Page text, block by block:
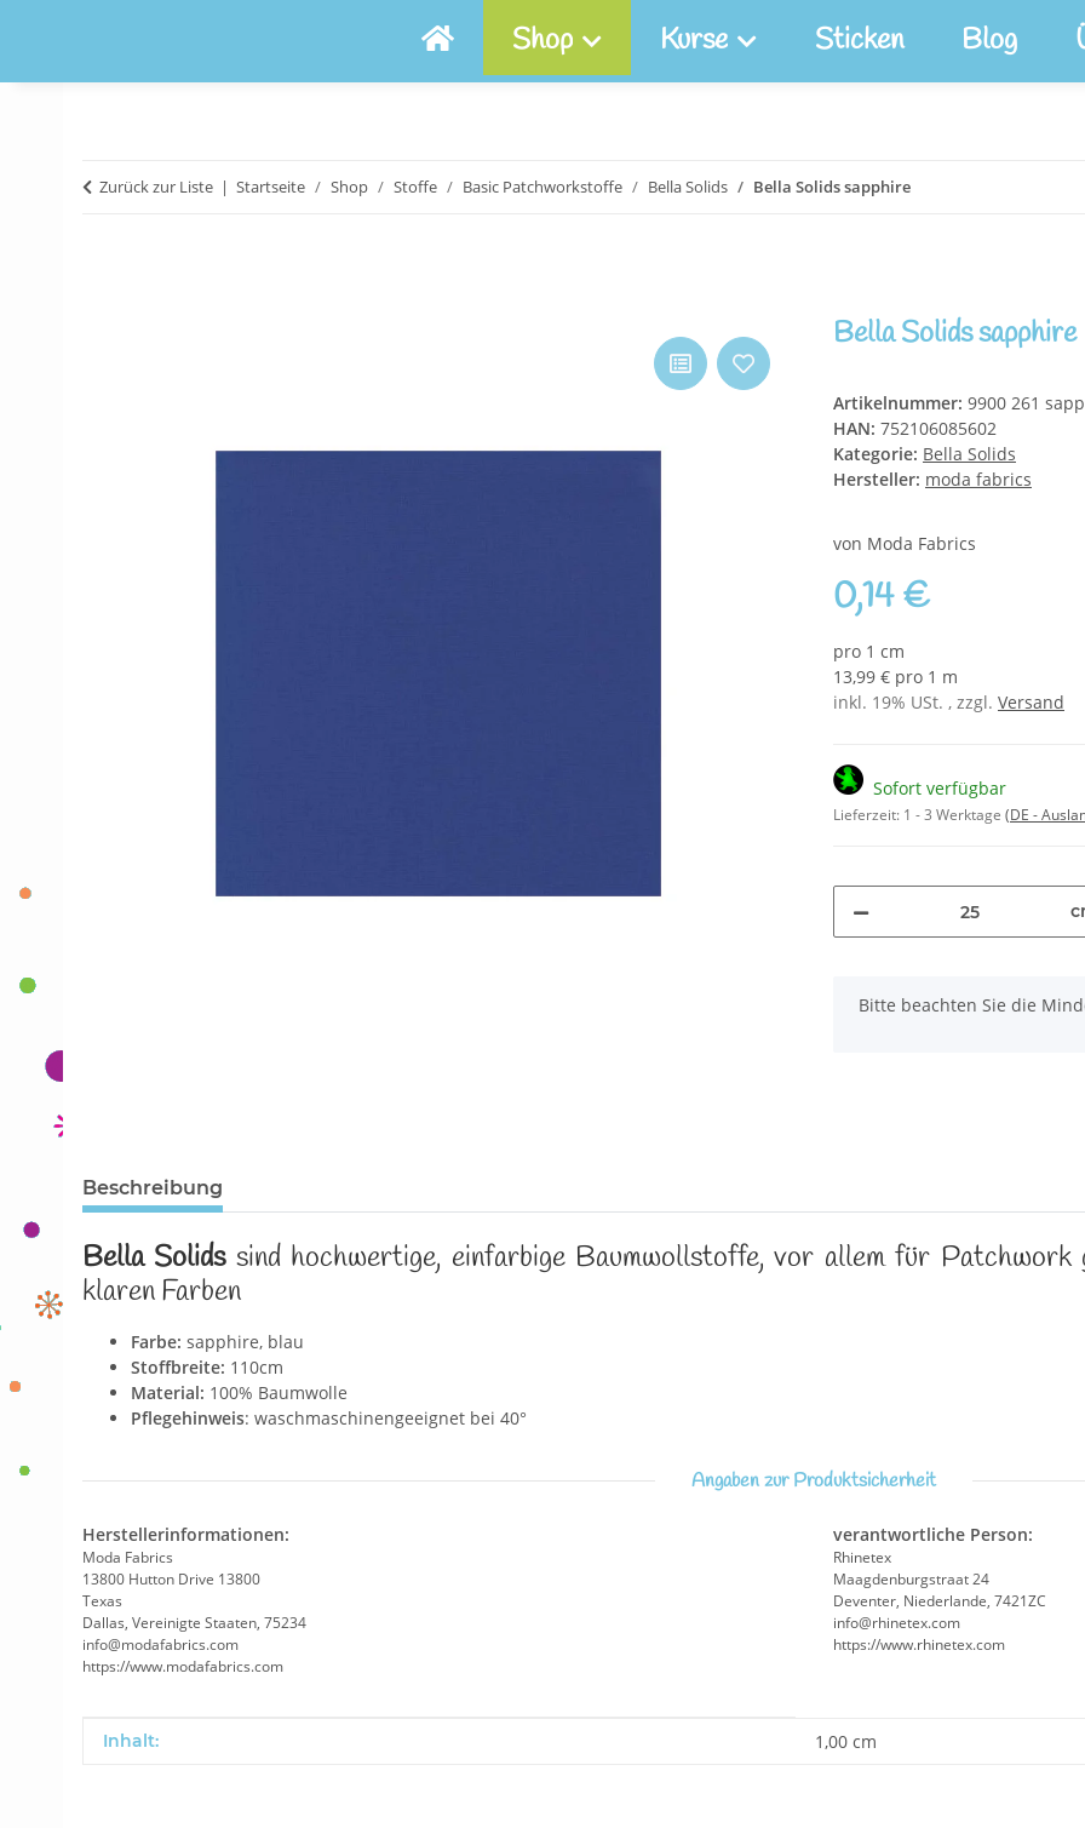
Shop Kurse Sticken Blog
Zurück zur Liste Startseite Shop Stoffe Basic Patchworkstoffe Bella Solids Bella Solids sapphire
Bella Solids sapphire
Artikelnummer: 9900 261
HAN: 752106085602
Kategorie: Bella Solids
Hersteller: moda fabrics
von Moda Fabrics
0,14 €
pro 1 cm
13,99 € pro 1 m
inkl. 19% USt. , zzgl. Versand
Sofort verfügbar
Lieferzeit: 1 - 3 Werktage (DE -
x
Bitte beachten Sie die
Beschreibung
Bella Solidssind hochwertige, einfarbige Baumwollstoffe, vor allem für
klaren Farben
Farbe: sapphire, blau
Stoffbreite: 110cm
Material: 100% Baumwolle
Pflegehinweis: waschmaschinengeeignet bei 40°
Angaben zur Produktsicherheit
Herstellerinformationen:
Moda Fabrics
13800 Hutton Drive 13800
Texas
Dallas, Vereinigte Staaten, 75234
info@modafabrics.com
https://www.modafabrics.com
verantwortliche Person:
Rhinetex
Maagdenburgstraat 24
Deventer, Niederlande, 7421ZC
info@rhinetex.com
https://www.rhinetex.com
Produkteigenschaft
Wert
Inhalt: 1,00 cm